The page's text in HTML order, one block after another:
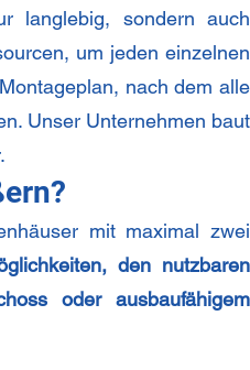
langlebig, sondern auch
um jeden einzelnen
nach dem alle
Unser Unternehmen baut
mit maximal zwei
den nutzbaren
oder ausbaufähigem